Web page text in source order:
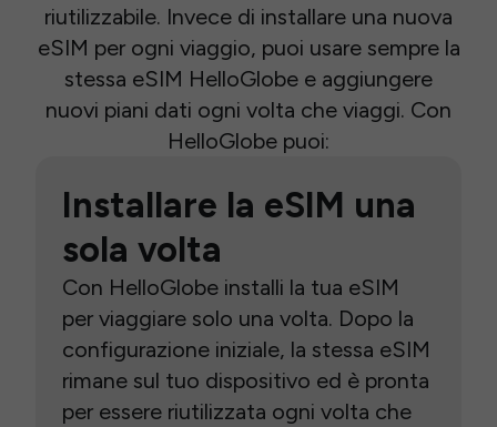
riutilizzabile. Invece di installare una nuova
eSIM per ogni viaggio, puoi usare sempre la
stessa eSIM HelloGlobe e aggiungere
nuovi piani dati ogni volta che viaggi. Con
HelloGlobe puoi:
Installare la eSIM una
sola volta
Con HelloGlobe installi la tua eSIM
per viaggiare solo una volta. Dopo la
configurazione iniziale, la stessa eSIM
rimane sul tuo dispositivo ed è pronta
per essere riutilizzata ogni volta che